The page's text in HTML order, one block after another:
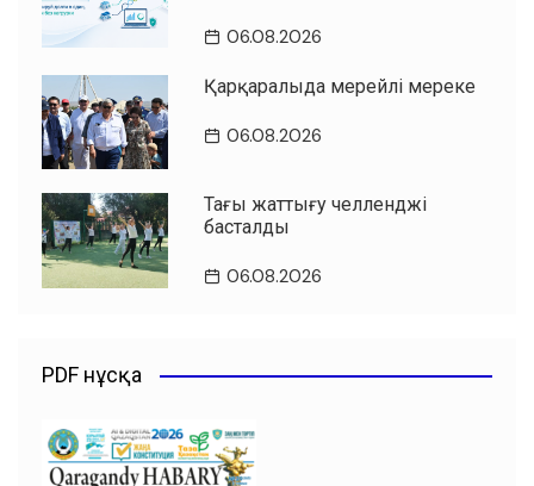
06.08.2026
Қарқаралыда мерейлі мереке
06.08.2026
Таңғы жаттығу челленджі
басталды
06.08.2026
PDF нұсқа